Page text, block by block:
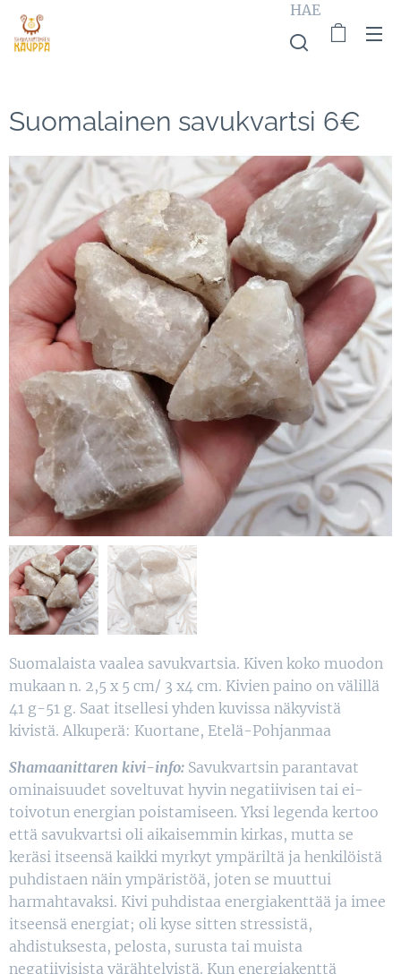
HAE
Suomalainen savukvartsi 6€
Suomalaista vaalea savukvartsia. Kiven koko muodon
mukaan n. 2,5 x 5 cm/ 3 x4 cm. Kivien paino on välillä
41 g-51 g. Saat itsellesi yhden kuvissa näkyvistä
kivistä. Alkuperä: Kuortane, Etelä-Pohjanmaa
Shamaanittaren kivi-info: Savukvartsin parantavat
ominaisuudet soveltuvat hyvin negatiivisen tai ei-
toivotun energian poistamiseen. Yksi legenda kertoo
että savukvartsi oli aikaisemmin kirkas, mutta se
keräsi itseensä kaikki myrkyt ympäriltä ja henkilöistä
puhdistaen näin ympäristöä, joten se muuttui
harmahtavaksi. Kivi puhdistaa energiakenttää ja imee
itseensä energiat; oli kyse sitten stressistä,
ahdistuksesta, pelosta, surusta tai muista
negatiivisista värähtelyistä. Kun energiakenttä